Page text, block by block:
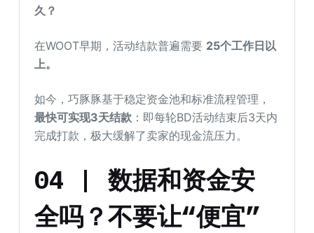
久？
在WOOT早期，活动结款普遍需要 25个工作日以
上。
如今，巧豚豚基于稳定资金池和标准流程管理，
最快可实现3天结款 ：即每轮BD活动结束后3天内
完成打款，极大缓解了卖家的现金流压力。
04 | 数据和资金安
全吗？不要让“便宜”